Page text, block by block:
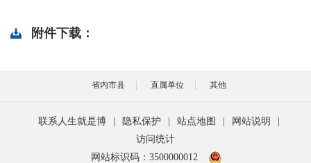
附件下载：
省内市县 直属单位 其他
联系人生就是博 隐私保护 站点地图 网站说明
访问统计
网站标识码：3500000012